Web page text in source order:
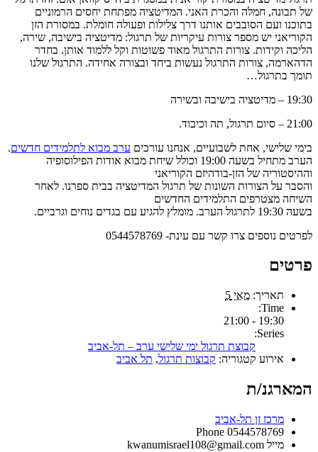
של תבונה, חמלה והכרת האני. המדיטציה מפתחת יחסים הרמוניים
בתוכנו ועם הסובבים אותנו דרך צלילות ופעולה חומלת. במסורת הזן
הקוריאני יש מספר צורות עיקריות של תרגול: מדיטציה בישיבה, שירה,
הליכה וקידות. צורות התרגול מאוד פשוטות וקל ללמוד אותן. בחדר
הדהארמה, צורות התרגול נעשות ביחד ובצורה אחידה. התרגול שלנו
תומך בתרגול…
19:30 – מדיטציה בישיבה ובשירה
21:00 – סיום תרגול, תה וכיבוד.
בימי שלישי, אחת לשבועיים, אנחנו עורכים ערב מבוא לתלמידים חדשים.
הערב מתחיל בשעה 19:00 וכולל שיחת מבוא אודות הפילוסופיה
וההיסטוריה של הזן-בודהיזם הקוריאני
והסבר על הצורות השונות של תרגול המדיטציה בבית ספרנו. לאחר
השיחה מצטרפים התלמידים החדשים
בשעה 19:30 לתרגול הערב. מומלץ להגיע עם בגדים נוחים וגרביים.
לפרטים נוספים צרו קשר עם עינת- 0544578769
פרטים
תאריך: מאי 5
Time:
19:30 - 21:00
Series:
קבוצת תרגול ימי שלישי ערב – תל-אביב
אירוע קטגוריה: קבוצות תרגול, תל אביב
המארגנ/ת
מרכז זן תל-אביב
Phone 0544578769
מייל kwanumisrael108@gmail.com